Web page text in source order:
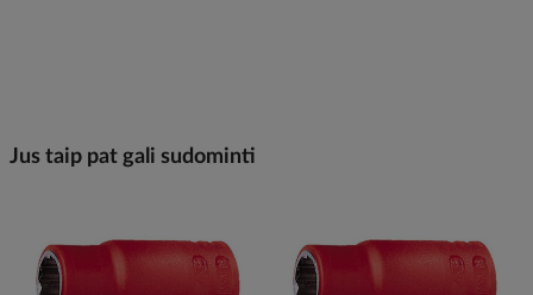
Jus taip pat gali sudominti